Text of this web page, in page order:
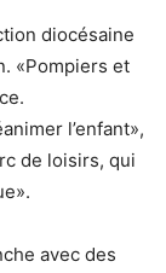
diocésaine
«Pompiers et
l’enfant»,
de loisirs, qui
avec des